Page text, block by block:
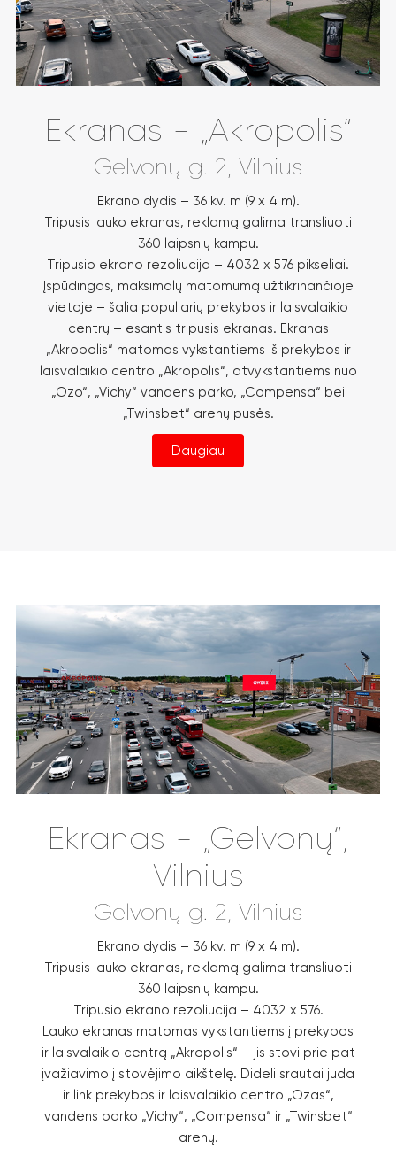
Ekranas - „Akropolis“
Gelvonų g. 2, Vilnius
Ekrano dydis – 36 kv. m (9 x 4 m).
Tripusis lauko ekranas, reklamą galima transliuoti
360 laipsnių kampu.
Tripusio ekrano rezoliucija – 4032 x 576 pikseliai.
Įspūdingas, maksimalų matomumą užtikrinančioje
vietoje – šalia populiarių prekybos ir laisvalaikio
centrų – esantis tripusis ekranas. Ekranas
„Akropolis“ matomas vykstantiems iš prekybos ir
laisvalaikio centro „Akropolis“, atvykstantiems nuo
„Ozo“, „Vichy“ vandens parko, „Compensa“ bei
„Twinsbet“ arenų pusės.
Daugiau
Ekranas - „Gelvonų“,
Vilnius
Gelvonų g. 2, Vilnius
Ekrano dydis – 36 kv. m (9 x 4 m).
Tripusis lauko ekranas, reklamą galima transliuoti
360 laipsnių kampu.
Tripusio ekrano rezoliucija – 4032 x 576.
Lauko ekranas matomas vykstantiems į prekybos
ir laisvalaikio centrą „Akropolis“ – jis stovi prie pat
įvažiavimo į stovėjimo aikštelę. Dideli srautai juda
ir link prekybos ir laisvalaikio centro „Ozas“,
vandens parko „Vichy“, „Compensa“ ir „Twinsbet“
arenų.